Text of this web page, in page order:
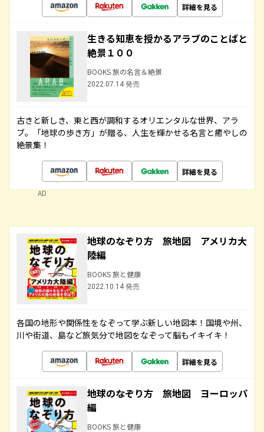
詳細を見る
生きる知恵を授かるアラブのことばと
絶景１００
BOOKS 旅の名言＆絶景
2022.07.14 発売
古きと新しき、東と西が調和するオリエンタルな世界、アラ
ブ。「地球の歩き方」が贈る、人生を輝かせる名言と癒やしの
絶景集！
詳細を見る
AD
地球のなぞり方 旅地図 アメリカ大
陸編
BOOKS 旅と健康
2022.10.14 発売
各国の地形や関係性をなぞって学ぶ新しい地図本！国境や州、
川や街道、島など旅気分で地図をなぞって脳もイキイキ！
詳細を見る
地球のなぞり方 旅地図 ヨーロッパ
編
BOOKS 旅と健康